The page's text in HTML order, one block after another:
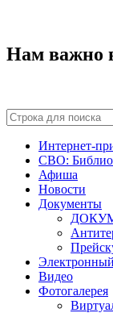
Нам важно
Интернет-
СВО:
Афиша
Новости
Документы
Видео
Фотогалерея